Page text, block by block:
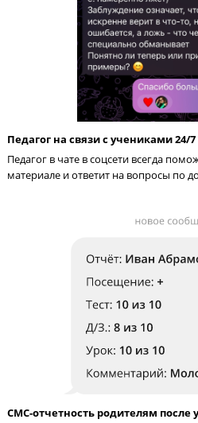
Педагог на связи с учениками
Педагог в чате в соцсети всегда
материале и ответит на